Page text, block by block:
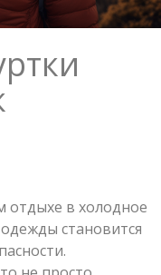
отдыхе в холодное
становится